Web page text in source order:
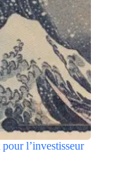
l’investisseur